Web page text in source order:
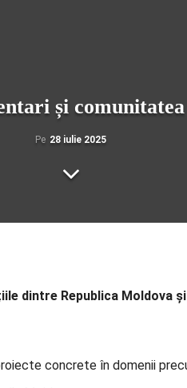
și
Pe 28 iulie 2025
dintre Republica Moldova
concrete în domenii